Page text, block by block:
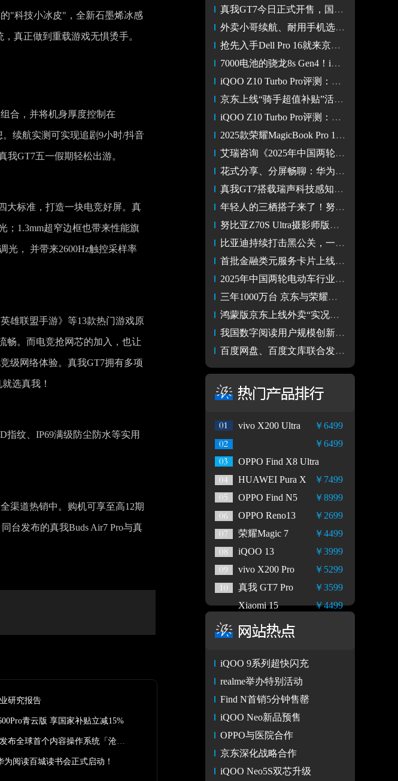
"科技小冰皮"，全新石墨烯冰感
真正做到重载游戏无惧烫手。
合，并将机身厚度控制在
续航实测可实现追剧9小时/抖音
GT7五一假期轻松出游。
大标准，打造一块电竞好屏。真
；1.3mm超窄边框也带来性能旗
光， 并带来2600Hz触控采样率
雄联盟手游》等13款热门游戏原
畅。而电竞抢网芯的加入，也让
级网络体验。真我GT7拥有多项
选真我！
指纹、IP69满级防尘防水等实用
渠道热销中。购机可享至高12期
台发布的真我Buds Air7 Pro与真
研究报告
青云版 享国家补贴立减15%
百度文库、百度网盘联合发布全球首个内容操作系统「沧舟OS」
阅读百城读书会正式启动！
真我GT7今日正式开售，国补到手价2210元起
外卖小哥续航、耐用手机选购指南 iPhone 13京东低至2899元
抢先入手Dell Pro 16就来京东 指定机型晒单送200元E卡
7000电池的骁龙8s Gen4！iQOO Z10 Turbo Pro图赏
iQOO Z10 Turbo Pro评测：同档位性能续航小灭霸 游戏爱不释手
京东上线“骑手超值补贴”活动 买手机可享额外200元补贴
iQOO Z10 Turbo Pro评测：同级最强的性能体验和续航王者
2025款荣耀MagicBook Pro 16三款配色亮相，新增星辰灰
艾瑞咨询《2025年中国两轮电动车行业研究报告》：九号稳居第一
花式分享、分屏畅聊：华为Pura X让社交生活游刃有余
真我GT7搭载瑞声科技感知系统解决方案
年轻人的三栖搭子来了！努比亚平板 Pro解锁办公娱乐学习全场景
努比亚Z70S Ultra摄影师版、努比亚平板 Pro发布
比亚迪持续打击黑公关，一造谣者被公安机关行政拘留
首批金融类元服务卡片上线 东方财富打造轻量化投资理财新体验！
2025年中国两轮电动车行业研究报告
三年1000万台 京东与荣耀就智能穿戴品类达成战略合作目标
鸿蒙版京东上线外卖“实况窗”，订单状态尽在“掌”控
我国数字阅读用户规模创新高 荣耀加码布局数字内容
百度网盘、百度文库联合发布「AI笔记 业内首个多模态一站式笔记
￥6499
vivo X200 Ultra
￥6499
OPPO Find X8 Ultra
￥7499
HUAWEI Pura X
￥8999
OPPO Find N5
￥2699
OPPO Reno13
￥4499
荣耀Magic 7
￥3999
iQOO 13
￥5299
vivo X200 Pro
￥3599
真我 GT7 Pro
￥4499
Xiaomi 15
iQOO 9系列超快闪充
realme举办特别活动
Find N首销5分钟售罄
iQOO Neo新品预售
OPPO与医院合作
京东深化战略合作
iQOO Neo5S双芯升级